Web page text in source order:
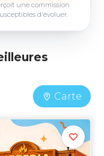
une commission
d'évoluer.
Carte